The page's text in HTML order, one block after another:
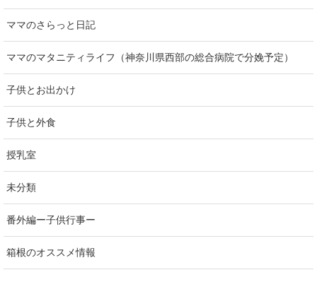
ママのさらっと日記
ママのマタニティライフ（神奈川県西部の総合病院で分娩予定）
子供とお出かけ
子供と外食
授乳室
未分類
番外編ー子供行事ー
箱根のオススメ情報